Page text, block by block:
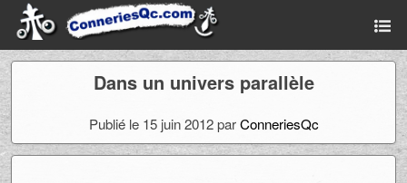
Dans un univers parallèle
Publié le 15 juin 2012 parConneriesQc